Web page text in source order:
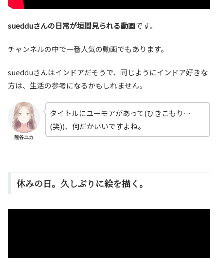
suedduさんの日常が垣間見られる動画です。
チャンネルの中で一番人気の動画でもあります。
suedduさんはインドアだそうで、同じようにインドア好きな
方は、生活の参考になるかもしれません。
熊谷ユカ
タイトルにユーモアがあって(ひきこもり…
(笑))、何だかいいですよね。
休みの日。久しぶりに絵を描く。